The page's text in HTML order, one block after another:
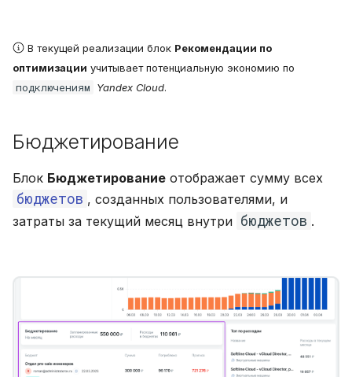
В текущей реализации блок Рекомендации по
оптимизации учитывает потенциальную экономию по
подключениям Yandex Cloud.
Бюджетирование
Блок Бюджетирование отображает сумму всех
бюджетов , созданных пользователями, и
затраты за текущий месяц внутри бюджетов .